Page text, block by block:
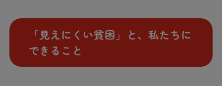
「見えにくい貧困 」と、 私たちに
できること